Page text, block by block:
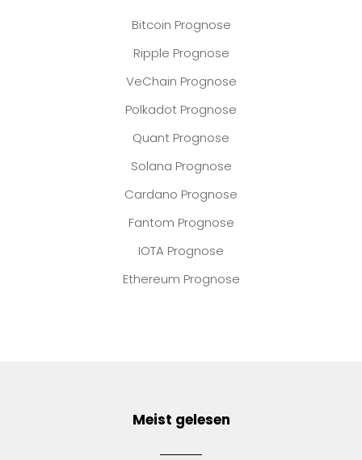
Bitcoin Prognose
Ripple Prognose
VeChain Prognose
Polkadot Prognose
Quant Prognose
Solana Prognose
Cardano Prognose
Fantom Prognose
IOTA Prognose
Ethereum Prognose
Meist gelesen